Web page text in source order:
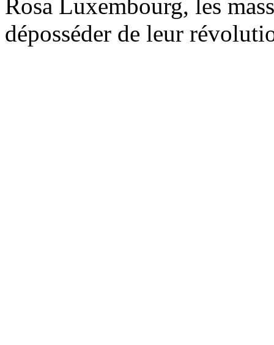
Rosa Luxembourg, les
déposséder de leur